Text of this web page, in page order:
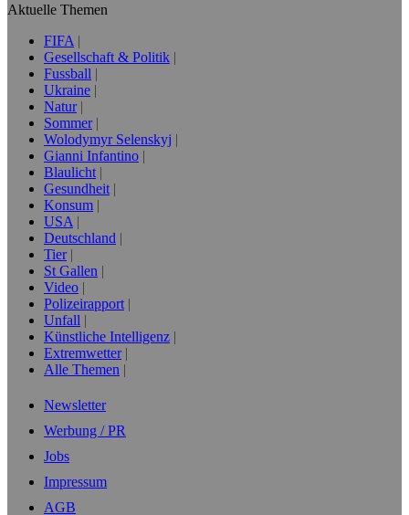
Aktuelle Themen
FIFA
Gesellschaft & Politik
Fussball
Ukraine
Natur
Sommer
Wolodymyr Selenskyj
Gianni Infantino
Blaulicht
Gesundheit
Konsum
USA
Deutschland
Tier
St Gallen
Video
Polizeirapport
Unfall
Künstliche Intelligenz
Extremwetter
Alle Themen
Newsletter
Werbung / PR
Jobs
Impressum
AGB